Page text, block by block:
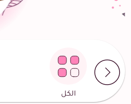
الكل